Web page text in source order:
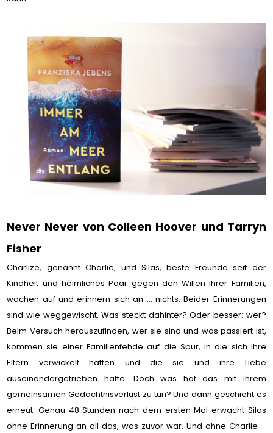
Never Never von Colleen Hoover und Tarryn
Fisher
Charlize, genannt Charlie, und Silas, beste Freunde seit der
Kindheit und heimliches Paar gegen den Willen ihrer Familien,
wachen auf und erinnern sich an ... nichts. Beider Erinnerungen
sind wie weggewischt. Was steckt dahinter? Oder besser: wer?
Beim Versuch herauszufinden, wer sie sind und was passiert ist,
kommen sie einer Familienfehde auf die Spur, in die sich ihre
Eltern verwickelt hatten und die sie und ihre Liebe
auseinandergetrieben hatte. Doch was hat das mit ihrem
gemeinsamen Gedächtnisverlust zu tun? Und dann geschieht es
erneut: Genau 48 Stunden nach dem ersten Mal erwacht Silas
ohne Erinnerung an all das, was zuvor war. Und ohne Charlie –